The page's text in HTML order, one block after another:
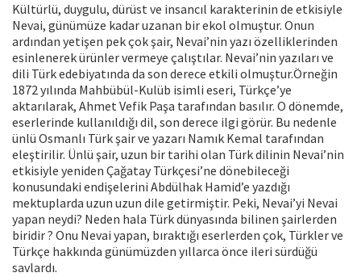
Kültürlü, duygulu, dürüst ve insancıl karakterinin de etkisiyle
Nevai, günümüze kadar uzanan bir ekol olmuştur. Onun
ardından yetişen pek çok şair, Nevai’nin yazı özelliklerinden
esinlenerek ürünler vermeye çalıştılar. Nevai’nin yazıları ve
dili Türk edebiyatında da son derece etkili olmuştur.Örneğin
1872 yılında Mahbübül-Kulüb isimli eseri, Türkçe’ye
aktarılarak, Ahmet Vefik Paşa tarafından basılır. O dönemde,
eserlerinde kullanıldığı dil, son derece ilgi görür. Bu nedenle
ünlü Osmanlı Türk şair ve yazarı Namık Kemal tarafından
eleştirilir. Ünlü şair, uzun bir tarihi olan Türk dilinin Nevai’nin
etkisiyle yeniden Çağatay Türkçesi’ne dönebileceği
konusundaki endişelerini Abdülhak Hamid’e yazdığı
mektuplarda uzun uzun dile getirmiştir. Peki, Nevai’yi Nevai
yapan neydi? Neden hala Türk dünyasında bilinen şairlerden
biridir ? Onu Nevai yapan, bıraktığı eserlerden çok, Türkler ve
Türkçe hakkında günümüzden yıllarca önce ileri sürdüğü
savlardı.